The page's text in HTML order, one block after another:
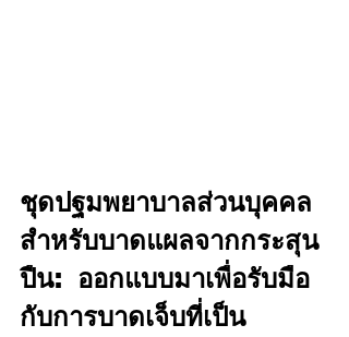
ชุดปฐมพยาบาลส่วนบุคคล
สำหรับบาดแผลจากกระสุน
ปืน:  ออกแบบมาเพื่อรับมือ
กับการบาดเจ็บที่เป็น